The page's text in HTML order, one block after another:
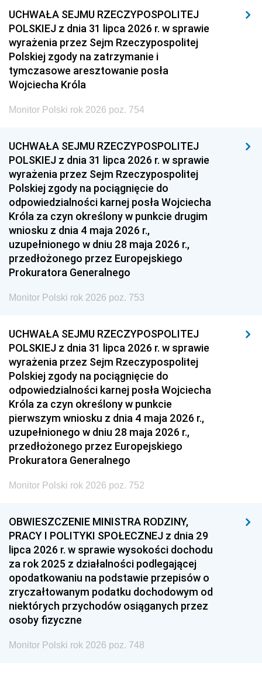
UCHWAŁA SEJMU RZECZYPOSPOLITEJ
POLSKIEJ z dnia 31 lipca 2026 r. w sprawie
wyrażenia przez Sejm Rzeczypospolitej
Polskiej zgody na zatrzymanie i
tymczasowe aresztowanie posła
Wojciecha Króla
Monitor Polski rok 2026 poz. 754
UCHWAŁA SEJMU RZECZYPOSPOLITEJ
POLSKIEJ z dnia 31 lipca 2026 r. w sprawie
wyrażenia przez Sejm Rzeczypospolitej
Polskiej zgody na pociągnięcie do
odpowiedzialności karnej posła Wojciecha
Króla za czyn określony w punkcie drugim
wniosku z dnia 4 maja 2026 r.,
uzupełnionego w dniu 28 maja 2026 r.,
przedłożonego przez Europejskiego
Prokuratora Generalnego
Monitor Polski rok 2026 poz. 753
UCHWAŁA SEJMU RZECZYPOSPOLITEJ
POLSKIEJ z dnia 31 lipca 2026 r. w sprawie
wyrażenia przez Sejm Rzeczypospolitej
Polskiej zgody na pociągnięcie do
odpowiedzialności karnej posła Wojciecha
Króla za czyn określony w punkcie
pierwszym wniosku z dnia 4 maja 2026 r.,
uzupełnionego w dniu 28 maja 2026 r.,
przedłożonego przez Europejskiego
Prokuratora Generalnego
Monitor Polski rok 2026 poz. 752
OBWIESZCZENIE MINISTRA RODZINY,
PRACY I POLITYKI SPOŁECZNEJ z dnia 29
lipca 2026 r. w sprawie wysokości dochodu
za rok 2025 z działalności podlegającej
opodatkowaniu na podstawie przepisów o
zryczałtowanym podatku dochodowym od
niektórych przychodów osiąganych przez
osoby fizyczne
Monitor Polski rok 2026 poz. 748